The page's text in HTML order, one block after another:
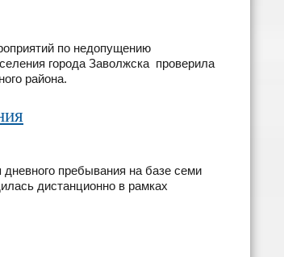
по недопущению
города Заволжска проверила
района.
пребывания на базе семи
дистанционно в рамках